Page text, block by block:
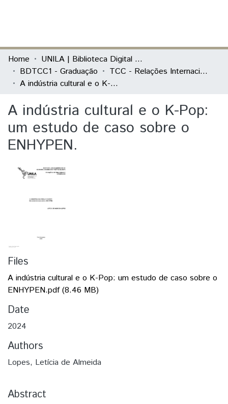
Communities & Collections
All of DSpace
Home
UNILA | Biblioteca Digital de Trabalhos de Conclusão de Curso
BDTCC1 - Graduação
TCC - Relações Internacionais e Integração
A indústria cultural e o K-Pop: um estudo de caso sobre o ENHYPEN.
A indústria cultural e o K-Pop:
um estudo de caso sobre o
ENHYPEN.
Files
A indústria cultural e o K-Pop: um estudo de caso sobre o
ENHYPEN.pdf(8.46 MB)
Date
2024
Authors
Lopes, Letícia de Almeida
Abstract